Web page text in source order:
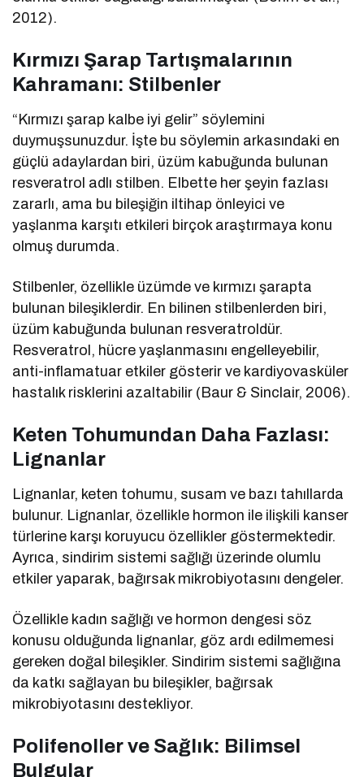
2012).
Kırmızı Şarap Tartışmalarının
Kahramanı: Stilbenler
“Kırmızı şarap kalbe iyi gelir” söylemini
duymuşsunuzdur. İşte bu söylemin arkasındaki en
güçlü adaylardan biri, üzüm kabuğunda bulunan
resveratrol adlı stilben. Elbette her şeyin fazlası
zararlı, ama bu bileşiğin iltihap önleyici ve
yaşlanma karşıtı etkileri birçok araştırmaya konu
olmuş durumda.
Stilbenler, özellikle üzümde ve kırmızı şarapta
bulunan bileşiklerdir. En bilinen stilbenlerden biri,
üzüm kabuğunda bulunan resveratroldür.
Resveratrol, hücre yaşlanmasını engelleyebilir,
anti-inflamatuar etkiler gösterir ve kardiyovasküler
hastalık risklerini azaltabilir (Baur & Sinclair, 2006).
Keten Tohumundan Daha Fazlası:
Lignanlar
Lignanlar, keten tohumu, susam ve bazı tahıllarda
bulunur. Lignanlar, özellikle hormon ile ilişkili kanser
türlerine karşı koruyucu özellikler göstermektedir.
Ayrıca, sindirim sistemi sağlığı üzerinde olumlu
etkiler yaparak, bağırsak mikrobiyotasını dengeler.
Özellikle kadın sağlığı ve hormon dengesi söz
konusu olduğunda lignanlar, göz ardı edilmemesi
gereken doğal bileşikler. Sindirim sistemi sağlığına
da katkı sağlayan bu bileşikler, bağırsak
mikrobiyotasını destekliyor.
Polifenoller ve Sağlık: Bilimsel
Bulgular